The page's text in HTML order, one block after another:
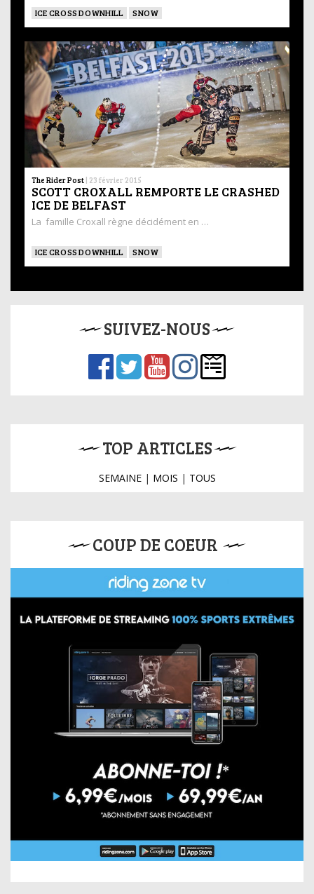
ICE CROSS DOWNHILL SNOW
The Rider Post | 23 février 2015
SCOTT CROXALL REMPORTE LE CRASHED
ICE DE BELFAST
La famille Croxall règne décidément en …
ICE CROSS DOWNHILL SNOW
SUIVEZ-NOUS
TOP ARTICLES
SEMAINE| MOIS | TOUS
COUP DE COEUR